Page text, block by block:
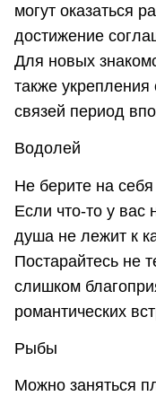
могут оказаться
достижение
Для новых
также
связей период
Водолей
Не берите на
Если что-то у вас
душа не лежит к
Постарайтесь не
слишком
романтических
Рыбы
Можно заняться